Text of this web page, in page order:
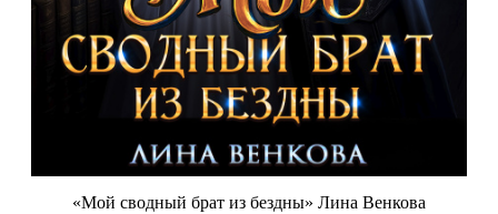
«Мой сводный брат из бездны» Лина Венкова